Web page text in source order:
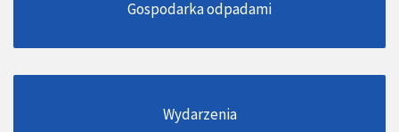
Gospodarka odpadami
Wydarzenia